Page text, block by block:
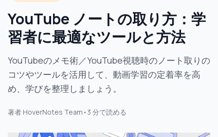
AI動画ノート
チュートリアル
について
ブログ
YouTube ノートの取り方：学
習者に最適なツールと方法
YouTubeのメモ術／YouTube視聴時のノート取りの
コツやツールを活用して、動画学習の定着率を高
め、学びを整理しましょう。
著者 HoverNotes Team • 3 分で読める